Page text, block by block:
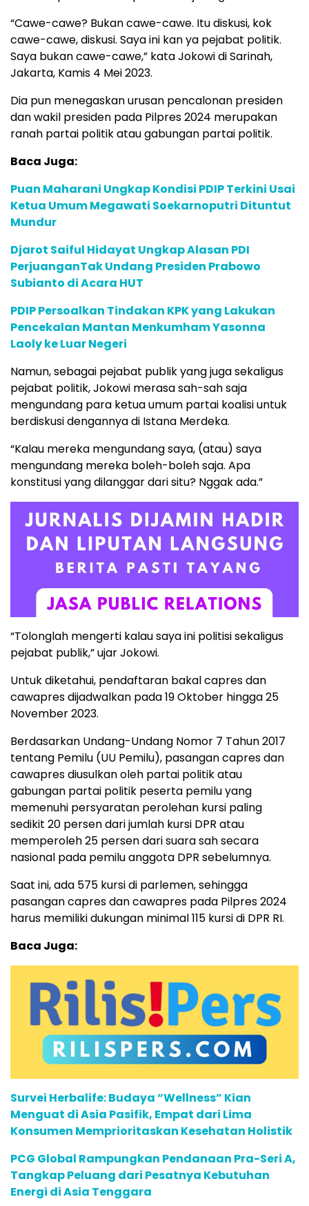
“Cawe-cawe? Bukan cawe-cawe. Itu diskusi, kok
cawe-cawe, diskusi. Saya ini kan ya pejabat politik.
Saya bukan cawe-cawe,” kata Jokowi di Sarinah,
Jakarta, Kamis 4 Mei 2023.
Dia pun menegaskan urusan pencalonan presiden
dan wakil presiden pada Pilpres 2024 merupakan
ranah partai politik atau gabungan partai politik.
Baca Juga:
Puan Maharani Ungkap Kondisi PDIP Terkini Usai
Ketua Umum Megawati Soekarnoputri Dituntut
Mundur
Djarot Saiful Hidayat Ungkap Alasan PDI
PerjuanganTak Undang Presiden Prabowo
Subianto di Acara HUT
PDIP Persoalkan Tindakan KPK yang Lakukan
Pencekalan Mantan Menkumham Yasonna
Laoly ke Luar Negeri
Namun, sebagai pejabat publik yang juga sekaligus
pejabat politik, Jokowi merasa sah-sah saja
mengundang para ketua umum partai koalisi untuk
berdiskusi dengannya di Istana Merdeka.
“Kalau mereka mengundang saya, (atau) saya
mengundang mereka boleh-boleh saja. Apa
konstitusi yang dilanggar dari situ? Nggak ada.”
“Tolonglah mengerti kalau saya ini politisi sekaligus
pejabat publik,” ujar Jokowi.
Untuk diketahui, pendaftaran bakal capres dan
cawapres dijadwalkan pada 19 Oktober hingga 25
November 2023.
Berdasarkan Undang-Undang Nomor 7 Tahun 2017
tentang Pemilu (UU Pemilu), pasangan capres dan
cawapres diusulkan oleh partai politik atau
gabungan partai politik peserta pemilu yang
memenuhi persyaratan perolehan kursi paling
sedikit 20 persen dari jumlah kursi DPR atau
memperoleh 25 persen dari suara sah secara
nasional pada pemilu anggota DPR sebelumnya.
Saat ini, ada 575 kursi di parlemen, sehingga
pasangan capres dan cawapres pada Pilpres 2024
harus memiliki dukungan minimal 115 kursi di DPR RI.
Baca Juga:
Survei Herbalife: Budaya “Wellness” Kian
Menguat di Asia Pasifik, Empat dari Lima
Konsumen Memprioritaskan Kesehatan Holistik
PCG Global Rampungkan Pendanaan Pra-Seri A,
Tangkap Peluang dari Pesatnya Kebutuhan
Energi di Asia Tenggara